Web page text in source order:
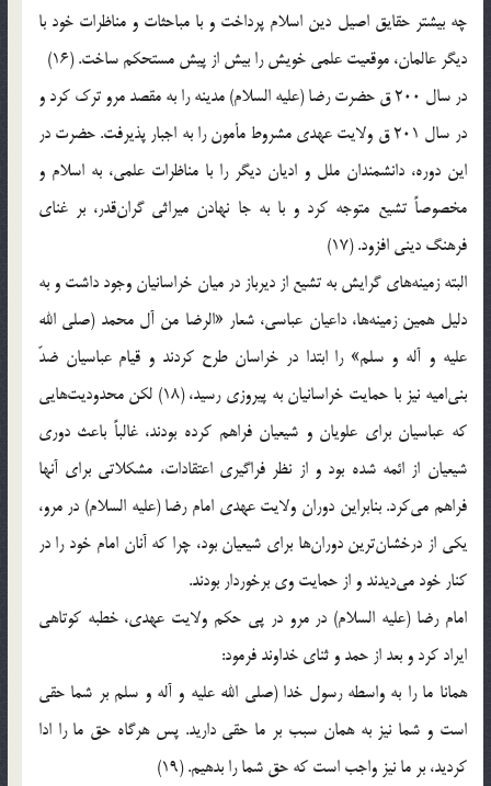
چه بیشتر حقایق اصیل دین اسلام پرداخت و با مباحثات و مناظرات خود با
دیگر عالمان، موقعیت علمی خویش را بیش از پیش مستحکم ساخت. (16)
در سال 200 ق حضرت رضا (علیه السلام) مدینه را به مقصد مرو ترک کرد و
در سال 201 ق ولایت عهدی مشروط مأمون را به اجبار پذیرفت. حضرت در
این دوره، دانشمندان ملل و ادیان دیگر را با مناظرات علمی، به اسلام و
مخصوصاً تشیع متوجه کرد و با به جا نهادن میراثی گران‌قدر، بر غنای
فرهنگ دینی افزود. (17)
البته زمینه‌های گرایش به تشیع از دیرباز در میان خراسانیان وجود داشت و به
دلیل همین زمینه‌ها، داعیان عباسی، شعار «الرضا من آل محمد (صلی الله
علیه و آله و سلم» را ابتدا در خراسان طرح کردند و قیام عباسیان ضدّ
بنی‌امیه نیز با حمایت خراسانیان به پیروزی رسید، (18) لکن محدودیت‌هایی
که عباسیان برای علویان و شیعیان فراهم کرده بودند، غالباً باعث دوری
شیعیان از ائمه شده بود و از نظر فراگیری اعتقادات، مشکلاتی برای آنها
فراهم می‌کرد. بنابراین دوران ولایت عهدی امام رضا (علیه السلام) در مرو،
یکی از درخشان‌ترین دوران‌ها برای شیعیان بود، چرا که آنان امام خود را در
کنار خود می‌دیدند و از حمایت وی برخوردار بودند.
امام رضا (علیه السلام) در مرو در پی حکم ولایت عهدی، خطبه کوتاهی
ایراد کرد و بعد از حمد و ثنای خداوند فرمود:
همانا ما را به واسطه رسول خدا (صلی الله علیه و آله و سلم بر شما حقی
است و شما نیز به همان سبب بر ما حقی دارید. پس هرگاه حق ما را ادا
کردید، بر ما نیز واجب است که حق شما را بدهیم. (19)